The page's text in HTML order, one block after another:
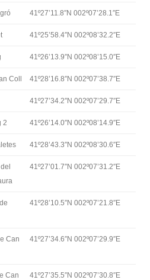
41º27’11.8″N 002º07’28.1″E
41º25’58.4″N 002º08’32.2″E
41º26’13.9″N 002º08’15.0″E
Coll 41º28’16.8″N 002º07’38.7″E
41º27’34.2″N 002º07’29.7″E
2 41º26’14.0″N 002º08’14.9″E
41º28’43.3″N 002º08’30.6″E
41º27’01.7″N 002º07’31.2″E
41º28’10.5″N 002º07’21.8″E
Can
41º27’34.6″N 002º07’29.9″E
Can
41º27’35.5″N 002º07’30.8″E